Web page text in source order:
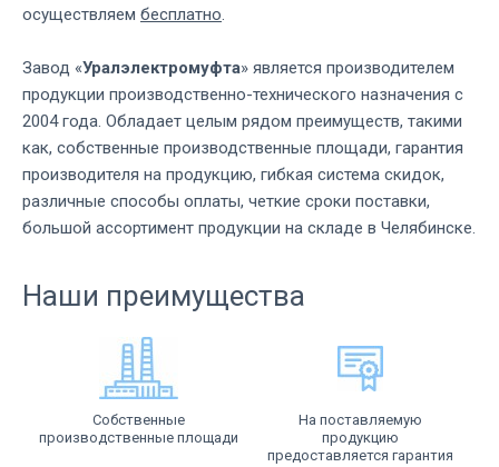
осуществляем бесплатно.
Завод «Уралэлектромуфта» является производителем
продукции производственно-технического назначения с
2004 года. Обладает целым рядом преимуществ, такими
как, собственные производственные площади, гарантия
производителя на продукцию, гибкая система скидок,
различные способы оплаты, четкие сроки поставки,
большой ассортимент продукции на складе в Челябинске.
Наши преимущества
Собственные
производственные площади
На поставляемую
продукцию
предоставляется гарантия